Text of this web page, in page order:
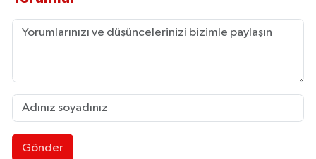
Gönder